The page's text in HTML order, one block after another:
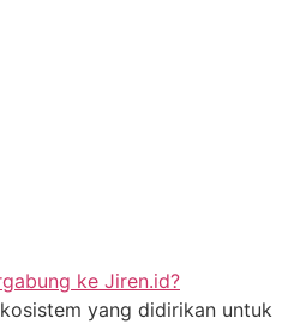
ke Jiren.id?
yang didirikan untuk